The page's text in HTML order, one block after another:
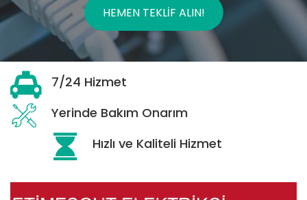
HEMEN TEKLIF ALIN!
7/24 Hizmet
Yerinde Bakım Onarım
Hızlı ve Kaliteli Hizmet